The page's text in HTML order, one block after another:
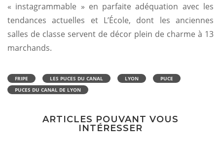
« instagrammable » en parfaite adéquation avec les
tendances actuelles et L’École, dont les anciennes
salles de classe servent de décor plein de charme à 13
marchands.
FRIPE LES PUCES DU CANAL LYON
PUCE
PUCES DU CANAL DE LYON
ARTICLES POUVANT VOUS
INTÉRESSER